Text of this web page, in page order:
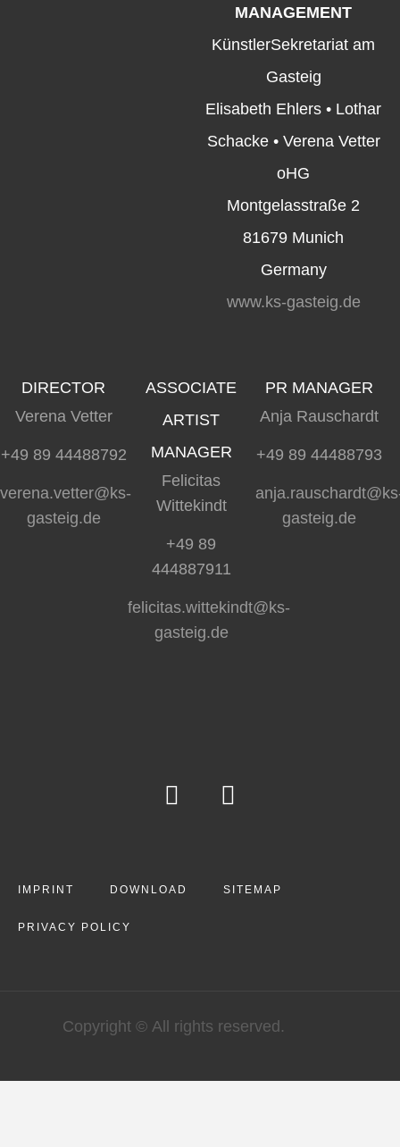
MANAGEMENT
KünstlerSekretariat am
Gasteig
Elisabeth Ehlers • Lothar
Schacke • Verena Vetter
oHG
Montgelasstraße 2
81679 Munich
Germany
www.ks-gasteig.de
DIRECTOR
Verena Vetter
+49 89 44488792
verena.vetter@ks-
gasteig.de
ASSOCIATE
ARTIST
MANAGER
Felicitas
Wittekindt
+49 89
444887911
felicitas.wittekindt@ks-
gasteig.de
PR MANAGER
Anja Rauschardt
+49 89 44488793
gasteig.de
IMPRINT DOWNLOAD SITEMAP
PRIVACY POLICY
Copyright © All rights reserved.